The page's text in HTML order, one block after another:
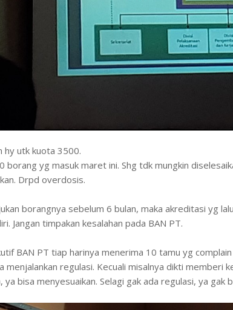
hy utk kuota 3500.
borang yg masuk maret ini. Shg tdk mungkin
Drpd overdosis.
borangnya sebelum 6 bulan, maka akreditasi yg
Jangan timpakan kesalahan pada BAN PT.
BAN PT tiap harinya menerima 10 tamu yg complain
menjalankan regulasi. Kecuali misalnya dikti memberi
ya bisa menyesuaikan. Selagi gak ada regulasi, ya gak